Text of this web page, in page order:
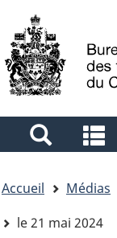
Sélection
de
la
langue
Search
and
menus
êtes
ici
Accueil Médias
le 21 mai 2024